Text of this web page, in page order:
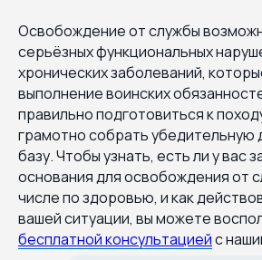
Освобождение от службы
серьёзных функциональных
хронических заболеваний,
выполнение воинских
правильно подготовиться к
грамотно собрать убедительную
базу. Чтобы узнать, есть ли у вас
основания для освобождения от
числе по здоровью, и как
вашей ситуации, вы можете
бесплатной консультациейс